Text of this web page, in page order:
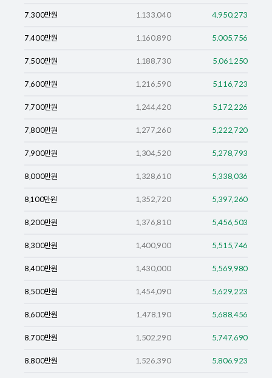
7,300만원 1,133,040 4,950,273
7,400만원 1,160,890 5,005,756
7,500만원 1,188,730 5,061,250
7,600만원 1,216,590 5,116,723
7,700만원 1,244,420 5,172,226
7,800만원 1,277,260 5,222,720
7,900만원 1,304,520 5,278,793
8,000만원 1,328,610 5,338,036
8,100만원 1,352,720 5,397,260
8,200만원 1,376,810 5,456,503
8,300만원 1,400,900 5,515,746
8,400만원 1,430,000 5,569,980
8,500만원 1,454,090 5,629,223
8,600만원 1,478,190 5,688,456
8,700만원 1,502,290 5,747,690
8,800만원 1,526,390 5,806,923